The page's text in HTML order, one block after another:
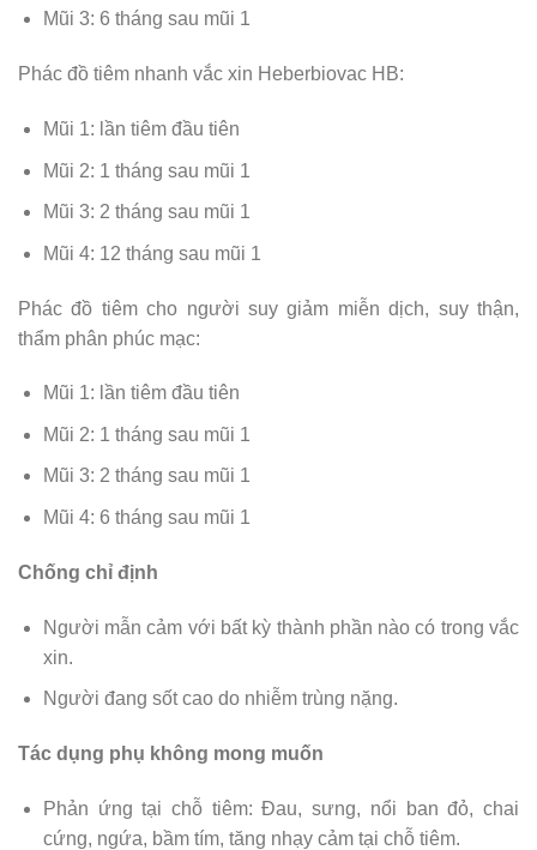
Mũi 3: 6 tháng sau mũi 1
Phác đồ tiêm nhanh vắc xin Heberbiovac HB:
Mũi 1: lần tiêm đầu tiên
Mũi 2: 1 tháng sau mũi 1
Mũi 3: 2 tháng sau mũi 1
Mũi 4: 12 tháng sau mũi 1
Phác đồ tiêm cho người suy giảm miễn dịch, suy thận,
thẩm phân phúc mạc:
Mũi 1: lần tiêm đầu tiên
Mũi 2: 1 tháng sau mũi 1
Mũi 3: 2 tháng sau mũi 1
Mũi 4: 6 tháng sau mũi 1
Chống chỉ định
Người mẫn cảm với bất kỳ thành phần nào có trong vắc
xin.
Người đang sốt cao do nhiễm trùng nặng.
Tác dụng phụ không mong muốn
Phản ứng tại chỗ tiêm: Đau, sưng, nổi ban đỏ, chai
cứng, ngứa, bầm tím, tăng nhạy cảm tại chỗ tiêm.